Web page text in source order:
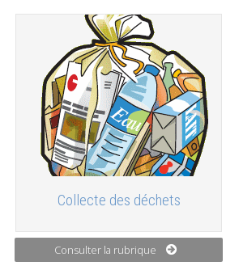
Collecte des déchets
Consulter la rubrique